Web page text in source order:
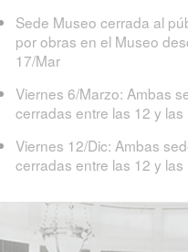
Sede Museo cerrada al
por obras en el Museo
17/Mar
Viernes 6/Marzo: Ambas
cerradas entre las 12 y las
Viernes 12/Dic: Ambas
cerradas entre las 12 y las